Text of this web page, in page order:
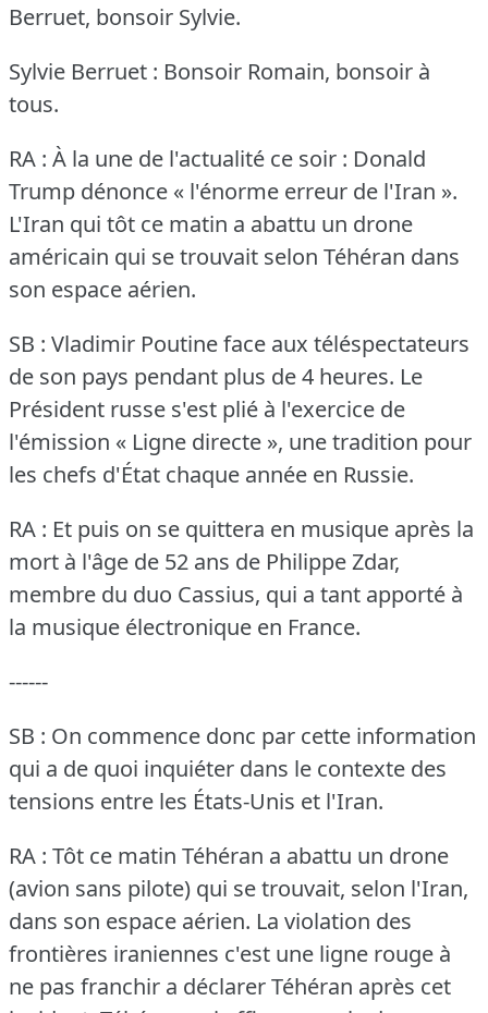
Berruet, bonsoir Sylvie.
Sylvie Berruet : Bonsoir Romain, bonsoir à
tous.
RA : À la une de l'actualité ce soir : Donald
Trump dénonce « l'énorme erreur de l'Iran ».
L'Iran qui tôt ce matin a abattu un drone
américain qui se trouvait selon Téhéran dans
son espace aérien.
SB : Vladimir Poutine face aux téléspectateurs
de son pays pendant plus de 4 heures. Le
Président russe s'est plié à l'exercice de
l'émission « Ligne directe », une tradition pour
les chefs d'État chaque année en Russie.
RA : Et puis on se quittera en musique après la
mort à l'âge de 52 ans de Philippe Zdar,
membre du duo Cassius, qui a tant apporté à
la musique électronique en France.
------
SB : On commence donc par cette information
qui a de quoi inquiéter dans le contexte des
tensions entre les États-Unis et l'Iran.
RA : Tôt ce matin Téhéran a abattu un drone
(avion sans pilote) qui se trouvait, selon l'Iran,
dans son espace aérien. La violation des
frontières iraniennes c'est une ligne rouge à
ne pas franchir a déclarer Téhéran après cet